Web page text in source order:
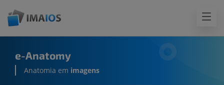
e-Anatomy
Anatomia em imagens